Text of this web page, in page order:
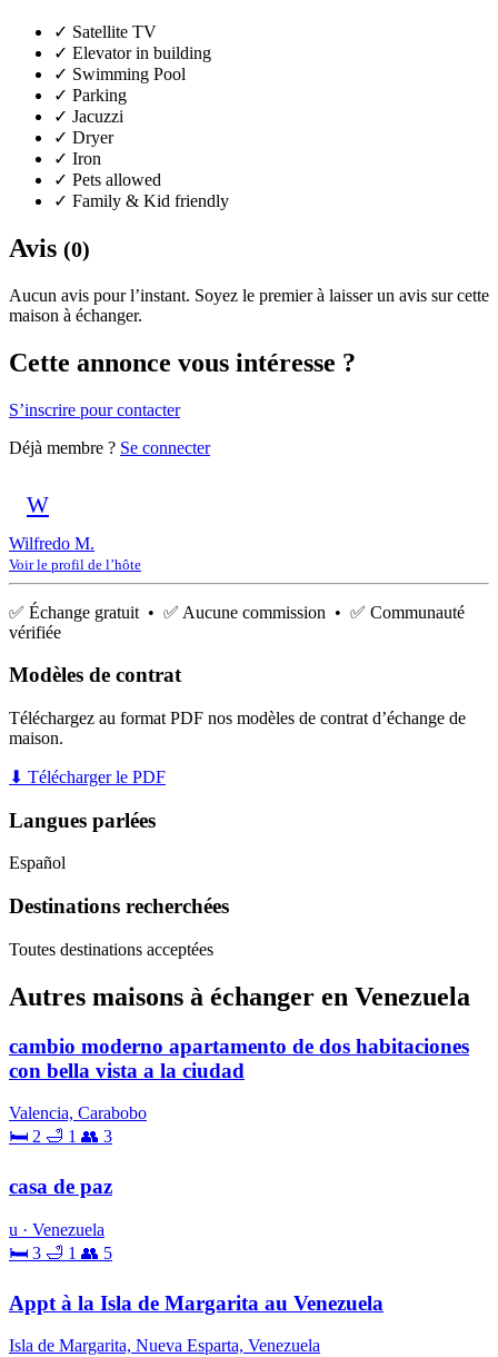
✓ Satellite TV
✓ Elevator in building
✓ Swimming Pool
✓ Parking
✓ Jacuzzi
✓ Dryer
✓ Iron
✓ Pets allowed
✓ Family & Kid friendly
Avis (0)
Aucun avis pour l’instant. Soyez le premier à laisser un avis sur cette
maison à échanger.
Cette annonce vous intéresse ?
S’inscrire pour contacter
Déjà membre ? Se connecter
W
Wilfredo M.
Voir le profil de l’hôte
✅ Échange gratuit • ✅ Aucune commission • ✅ Communauté
vérifiée
Modèles de contrat
Téléchargez au format PDF nos modèles de contrat d’échange de
maison.
⬇ Télécharger le PDF
Langues parlées
Español
Destinations recherchées
Toutes destinations acceptées
Autres maisons à échanger en Venezuela
cambio moderno apartamento de dos habitaciones
con bella vista a la ciudad
Valencia, Carabobo
🛏 2 🛁 1 👥 3
casa de paz
u · Venezuela
🛏 3 🛁 1 👥 5
Appt à la Isla de Margarita au Venezuela
Isla de Margarita, Nueva Esparta, Venezuela